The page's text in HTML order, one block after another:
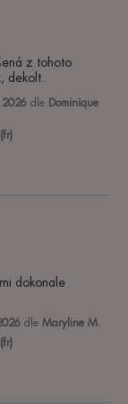
z tohoto
dekolt.
2026 dle Dominique
dokonale
dle Maryline M.